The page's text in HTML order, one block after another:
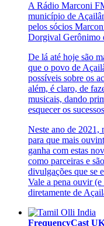
A Rádio Marconi
município de
pelos sócios
Dorgival Gerônimo
De lá até hoje são
que o povo de
possíveis sobre os
além, é claro, de
musicais, dando
esquecer os
Neste ano de 2021,
para que mais
ganha com estas
como parceiras e
divulgações que se
Vale a pena ouvir
diretamente de
FrequencyCast